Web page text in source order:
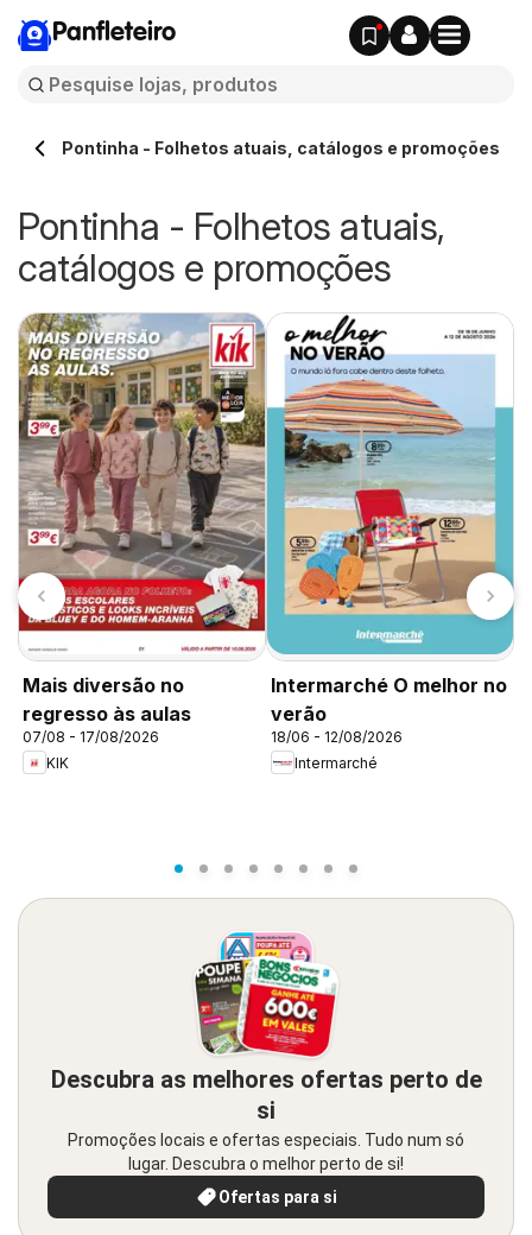
Panfleteiro
Pontinha - Folhetos atuais, catálogos e promoções
Pontinha - Folhetos atuais,
catálogos e promoções
Mais diversão no
regresso às aulas
07/08 - 17/08/2026
KIK
Intermarché O melhor no
verão
18/06 - 12/08/2026
Intermarché
Descubra as melhores ofertas perto de
si
Promoções locais e ofertas especiais. Tudo num só
lugar. Descubra o melhor perto de si!
Ofertas para si